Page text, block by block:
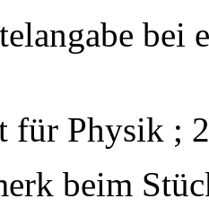
bei
für Physik ;
beim